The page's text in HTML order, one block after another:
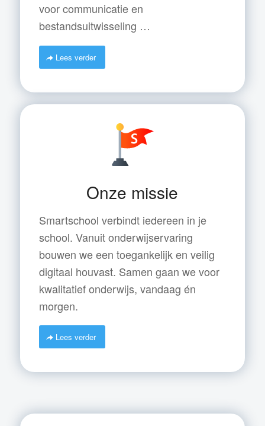
voor communicatie en
bestandsuitwisseling …
Lees verder
Onze missie
Smartschool verbindt iedereen in je
school. ​Vanuit onderwijservaring
bouwen we een toegankelijk en veilig
digitaal houvast.​ Samen gaan we voor
kwalitatief onderwijs, vandaag én
morgen. ​​
Lees verder